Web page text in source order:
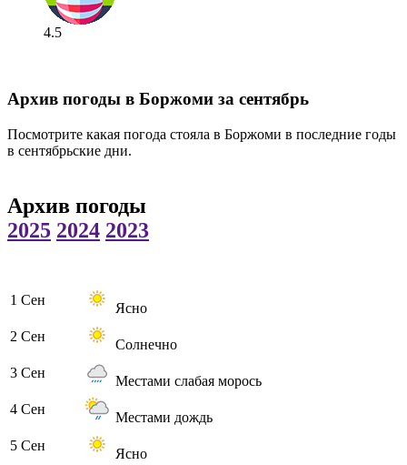
4.5
Архив погоды в Боржоми за сентябрь
Посмотрите какая погода стояла в Боржоми в последние годы
в сентябрьские дни.
Архив погоды
2025 2024 2023
1 Сен
Ясно
2 Сен
Солнечно
3 Сен
Местами слабая морось
4 Сен
Местами дождь
5 Сен
Ясно